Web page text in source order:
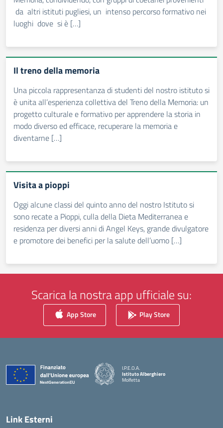
da altri istituti pugliesi, un intenso percorso formativo nei
luoghi dove si è […]
Il treno della memoria
Una piccola rappresentanza di studenti del nostro istituto si
è unita all’esperienza collettiva del Treno della Memoria: un
progetto culturale e formativo per apprendere la storia in
modo diverso ed efficace, recuperare la memoria e
diventarne […]
Visita a pioppi
Oggi alcune classi del quinto anno del nostro Istituto si
sono recate a Pioppi, culla della Dieta Mediterranea e
residenza per diversi anni di Angel Keys, grande divulgatore
e promotore dei benefici per la salute dell’uomo […]
Scarica la nostra app ufficiale su:
App Store Play Store
I.P.E.O.A.
Istituto Alberghiero
Molfetta
Link Esterni